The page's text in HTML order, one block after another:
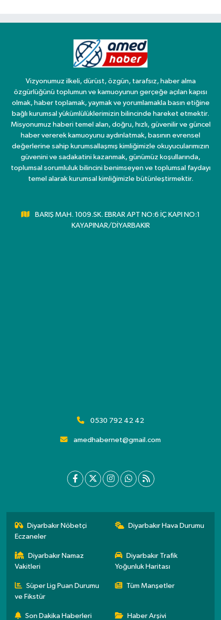
Vizyonumuz ilkeli, dürüst, özgün, tarafsız, haber alma
özgürlüğünü toplumun ve kamuoyunun gerçeğe açılan kapısı
olmak, haber toplamak, yaymak ve yorumlamakla basın etiğine
bağlı kurumsal yükümlülüklerimizin bilincinde hareket etmektir.
Misyonumuz haberi temel alan, doğru, hızlı, güvenilir ve güncel
haber vererek kamuoyunu aydınlatmak, basının evrensel
değerlerine sahip kurumsallaşmış kimliğimizle okuyucularımızın
güvenini ve sadakatini kazanmak, günümüz koşullarında,
toplumsal sorumluluk bilincini benimseyen ve toplumsal faydayı
temel alarak kurumsal kimliğimizle bütünleştirmektir.
BARIŞ MAH. 1009.SK. EBRAR APT NO:6 İÇ KAPI NO:1
KAYAPINAR/DİYARBAKIR
0530 792 42 42
amedhabernet@gmail.com
Diyarbakır Nöbetçi
Eczaneler
Diyarbakır Hava Durumu
Diyarbakır Namaz
Vakitleri
Diyarbakır Trafik
Yoğunluk Haritası
Süper Lig Puan Durumu
ve Fikstür
Tüm Manşetler
Son Dakika Haberleri Haber Arşivi